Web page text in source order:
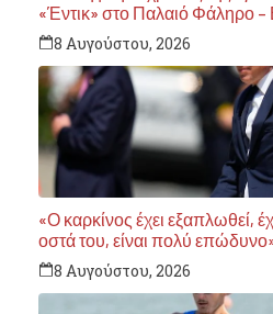
«Έντικ» στο Παλαιό Φάληρο –
εκβιασμούς και ξυλοδαρμούς
News.gr
8 Αυγούστου, 2026
«Ο καρκίνος έχει εξαπλωθεί,
οστά του, είναι πολύ
8 Αυγούστου, 2026